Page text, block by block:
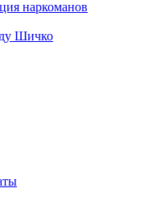
наркоманов
Шичко